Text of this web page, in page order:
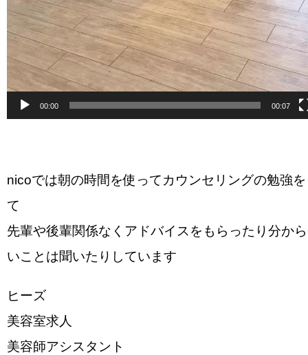
00:00 00:07
nicoでは朝の時間を使ってカウンセリングの勉強
て
先輩や後輩関係なくアドバイスをもらったり分か
いことは聞いたりしています️
ヒーズ
美容室求人
美容師アシスタント